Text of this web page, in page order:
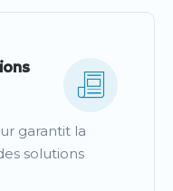
garantit la
solutions